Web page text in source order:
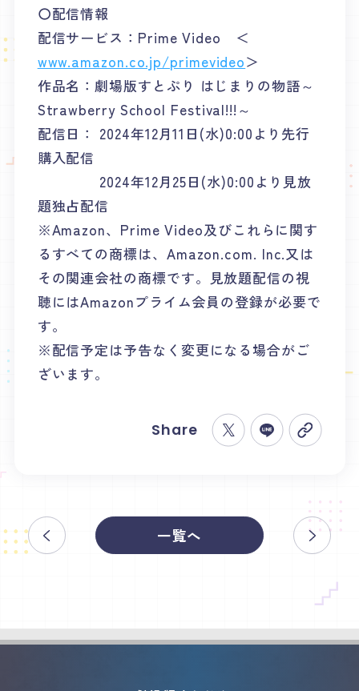
〇配信情報
配信サービス：Prime Video ＜
www.amazon.co.jp/primevideo＞
作品名：劇場版すとぷり はじまりの物語～
Strawberry School Festival!!!～
配信日： 2024年12月11日(水)0:00より先行
購入配信
2024年12月25日(水)0:00より見放
題独占配信
※Amazon、Prime Video及びこれらに関す
るすべての商標は、Amazon.com. Inc.又は
その関連会社の商標です。見放題配信の視
聴にはAmazonプライム会員の登録が必要で
す。
※配信予定は予告なく変更になる場合がご
ざいます。
Share
一覧へ